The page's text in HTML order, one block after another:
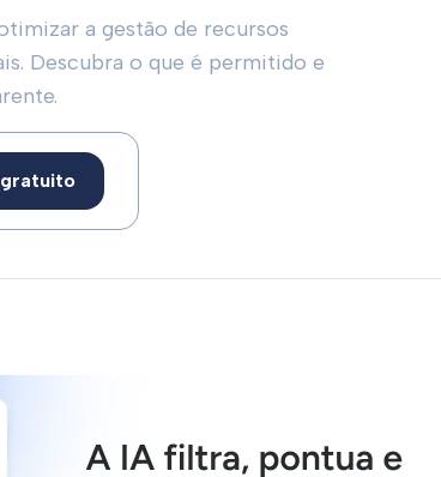
a gestão de recursos
Descubra o que é permitido e